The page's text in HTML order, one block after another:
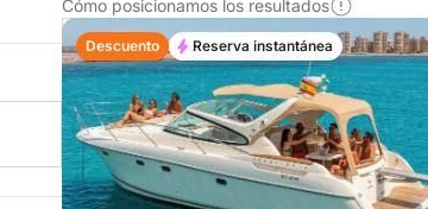
Cómo posicionamos los resultados
Descuento Reserva instantánea